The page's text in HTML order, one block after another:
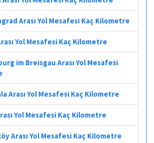
Arası Yol Mesafesi Kaç Kilometre
Yol Mesafesi Kaç Kilometre
im Breisgau Arası Yol Mesafesi
Arası Yol Mesafesi Kaç Kilometre
Yol Mesafesi Kaç Kilometre
Arası Yol Mesafesi Kaç Kilometre